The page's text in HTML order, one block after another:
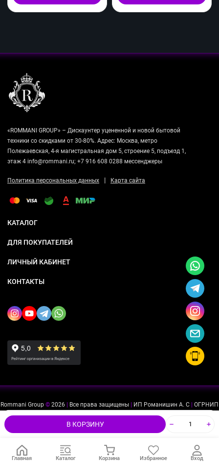
В КОРЗИНУ
«ROMMANI GROUP» – Дискаунтер уцененной и новой бытовой
техники со скидками от 30-80%. Адрес: Москва, метро
Полежаевская, 4-я магистральная дом 5, строение 5, подъезд 1,
этаж 4 info@rommani.ru; +7 916 608 0288 мессенджеры
Политика персональных данных | Карта сайта
КАТАЛОГ
ДЛЯ ПОКУПАТЕЛЕЙ
ЛИЧНЫЙ КАБИНЕТ
КОНТАКТЫ
Rommani Group © 2026 Все права защищены ИП Романишин А. С
ОГРНИП
Главная Каталог Корзина Избранное Вход
Мы используем файлы cookie, чтобы сайт был лучше для